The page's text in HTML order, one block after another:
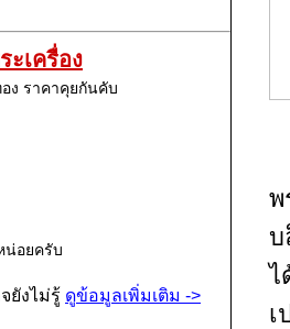
ะเครื่อง
ง ราคาคุยกันคับ
น่อยครับ
ยังไม่รู้ ดูข้อมูลเพิ่มเติม ->
พ
บ
ไ
เ